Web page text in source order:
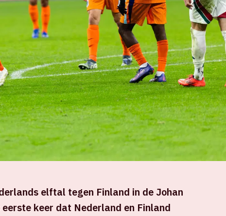
elftal tegen Finland in de Johan
keer dat Nederland en Finland